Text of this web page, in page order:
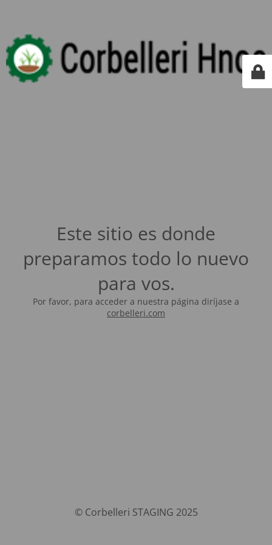
Este sitio es donde
preparamos todo lo nuevo
para vos.
Por favor, para acceder a nuestra página diríjase a
corbelleri.com
© Corbelleri STAGING 2025